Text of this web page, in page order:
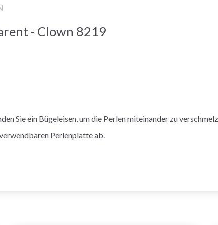
- Clown 8219
Sie ein Bügeleisen, um die Perlen miteinander zu
Perlenplatte ab.